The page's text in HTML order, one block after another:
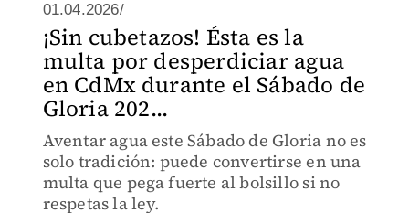
01.04.2026/
¡Sin cubetazos! Ésta es la
multa por desperdiciar agua
en CdMx durante el Sábado de
Gloria 202...
Aventar agua este Sábado de Gloria no es
solo tradición: puede convertirse en una
multa que pega fuerte al bolsillo si no
respetas la ley.